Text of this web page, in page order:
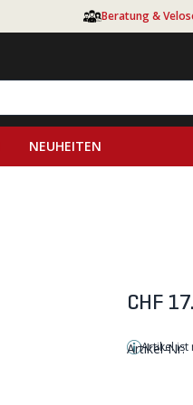
Beratung &
NEUHEITEN
CHF
Artikel ist
Artikel-Nr: